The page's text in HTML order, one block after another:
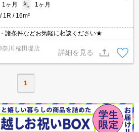
1ヶ月 礼
1ヶ月
1R 16m²
諸条件などお気軽に相談ください★
奈川 稲田堤店
詳細を見る
1